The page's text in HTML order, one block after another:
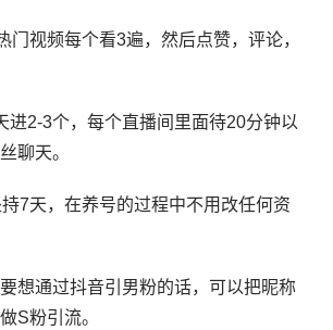
门视频每个看3遍，然后点赞，评论，
进2-3个，每个直播间里面待20分钟以
聊天。
7天，在养号的过程中不用改任何资
想通过抖音引男粉的话，可以把昵称
S粉引流。